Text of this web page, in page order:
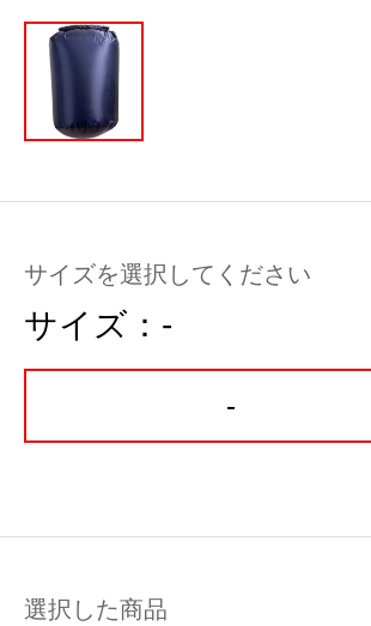
サイズを選択してください
サイズ： -
-
選択した商品